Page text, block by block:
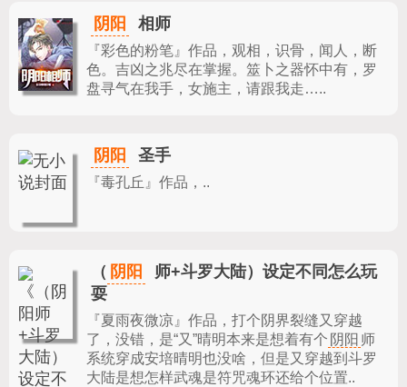
阴阳 相师
『彩色的粉笔』作品， 观相，识骨，闻人，断
色。吉凶之兆尽在掌握。筮卜之器怀中有，罗
盘寻气在我手，女施主，请跟我走…..
阴阳 圣手
『毒孔丘』作品， ..
（ 阴阳
师+斗罗大陆）设定不同怎么玩
耍
『夏雨夜微凉』作品， 打个阴界裂缝又穿越
了，没错，是“又”晴明本来是想着有个 阴阳 师
系统穿成安培晴明也没啥，但是又穿越到斗罗
大陆是想怎样武魂是符咒魂环还给个位置..